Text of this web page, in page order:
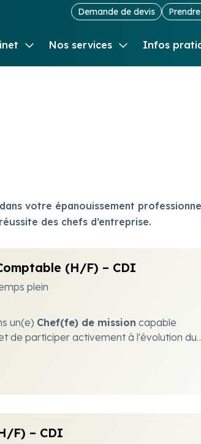
Demande de devis
Nos services
Comptabilité et Fiscalité
Juridique d’entreprise
Pilotage d’entreprise
Infos
Guide de
votre épanouissement
des chefs d’entreprise.
(H/F) – CDI
plein
un(e) Chef(fe) de mission capable
de participer activement à l'évolution du
F) – CDI